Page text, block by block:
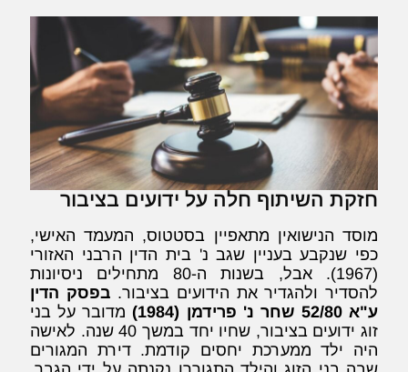
חזקת השיתוף חלה על ידועים בציבור
מוסד הנישואין מתאפיין בסטטוס, המעמד האישי,
כפי שנקבע בעניין שגב נ' בית הדין הרבני האזורי
(1967). אבל, בשנות ה-80 מתחילים ניסיונות
להסדיר ולהגדיר את הידועים בציבור. בפסק הדין
ע"א 52/80 שחר נ' פרידמן (1984)
מדובר על בני
זוג ידועים בציבור, שחיו יחד במשך 40 שנה. לאישה
היה ילד ממערכת יחסים קודמת. דירת המגורים